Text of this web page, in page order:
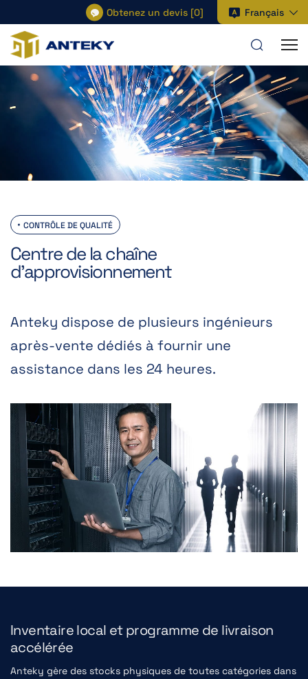
Français
Obtenez un devis [0]
CONTRÔLE DE QUALITÉ
Centre de la chaîne
d'approvisionnement
Anteky dispose de plusieurs ingénieurs
après-vente dédiés à fournir une
assistance dans les 24 heures.
Inventaire local et programme de livraison
accélérée
Anteky gère des stocks physiques de toutes catégories dans